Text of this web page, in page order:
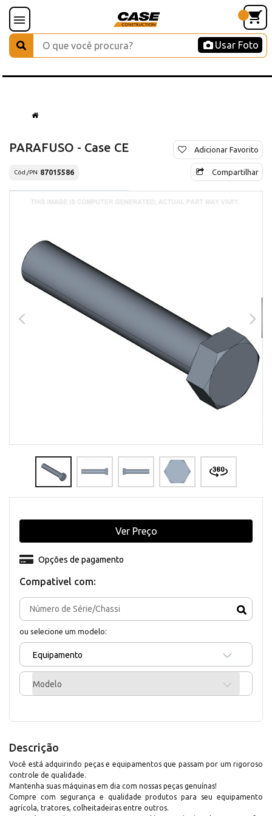
Usar Foto
PARAFUSO - Case CE
Cód./PN 87015586
Adicionar Favorito
Compartilhar
Compativel com:
ou selecione um modelo:
Equipamento
Modelo
Opções de pagamento
Ver Preço
Descrição
Você está adquirindo peças e equipamentos que passam por um rigoroso
controle de qualidade.
Mantenha suas máquinas em dia com nossas peças genuínas!
Compre com segurança e qualidade produtos para seu equipamento
agrícola, tratores, colheitadeiras entre outros.